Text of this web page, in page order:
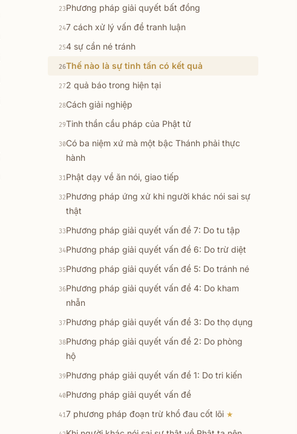
23Phương pháp giải quyết bất đồng
247 cách xử lý vấn đề tranh luận
254 sự cần né tránh
26Thế nào là sự tinh tấn có kết quả
272 quả báo trong hiện tại
28Cách giải nghiệp
29Tinh thần cầu pháp của Phật tử
30Có ba niệm xứ mà một bậc Thánh phải thực
hành
31Phật dạy về ăn nói, giao tiếp
32Phương pháp ứng xử khi người khác nói sai sự
thật
33Phương pháp giải quyết vấn đề 7: Do tu tập
34Phương pháp giải quyết vấn đề 6: Do trừ diệt
35Phương pháp giải quyết vấn đề 5: Do tránh né
36Phương pháp giải quyết vấn đề 4: Do kham
nhẫn
37Phương pháp giải quyết vấn đề 3: Do thọ dụng
38Phương pháp giải quyết vấn đề 2: Do phòng
hộ
39Phương pháp giải quyết vấn đề 1: Do tri kiến
40Phương pháp giải quyết vấn đề
417 phương pháp đoạn trừ khổ đau cốt lõi ★